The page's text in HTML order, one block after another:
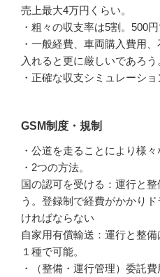
売上最大4万円くらい。
・粗々の収支率は5割。500
・一般経費、車両購入費用
入れると更に厳しいであろう
・正確な収支シミュレーシ
GSM制度・規制
・公道を走ることにより様
・2つの方法。
国の認可を受ける：運行と
う。登録制で経費がかかり
ければならない
自家用有償輸送：運行と整
１種で可能。
・（整備・運行管理）委託